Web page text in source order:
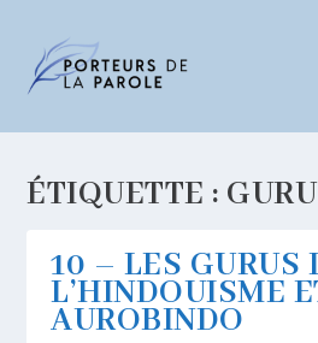
ÉTIQUETTE :
10 – LES GURUS
L’HINDOUISME
AUROBINDO